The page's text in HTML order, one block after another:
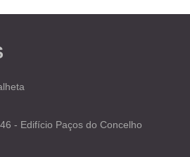
- Edifício Paços do Concelho